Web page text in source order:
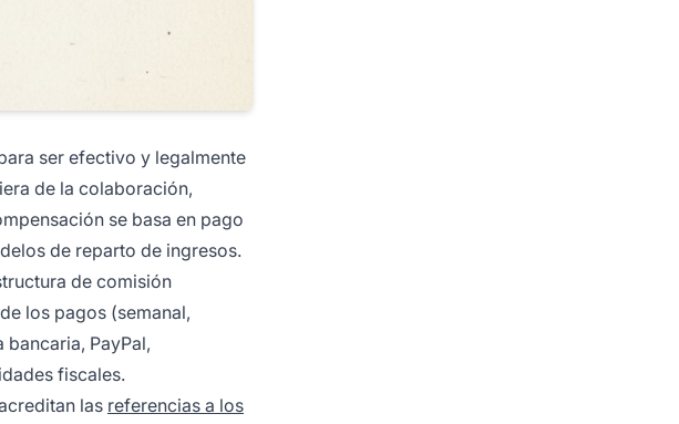
ser efectivo y legalmente
de la colaboración,
se basa en pago
de reparto de ingresos.
de comisión
los pagos (semanal,
PayPal,
fiscales.
las referencias a los